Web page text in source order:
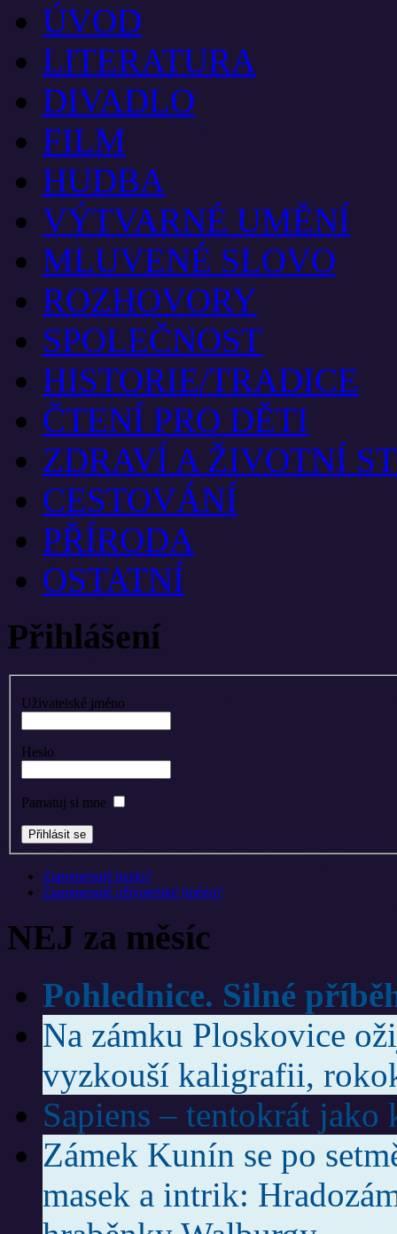
ÚVOD
LITERATURA
DIVADLO
FILM
HUDBA
VÝTVARNÉ UMĚNÍ
MLUVENÉ SLOVO
ROZHOVORY
SPOLEČNOST
HISTORIE/TRADICE
ČTENÍ PRO DĚTI
ZDRAVÍ A ŽIVOTNÍ
CESTOVÁNÍ
PŘÍRODA
OSTATNÍ
Přihlášení
Uživatelské jméno
Heslo
Pamatuj si mne
Zapomenuté heslo?
Zapomenuté uživatelské jméno?
NEJ za měsíc
Pohlednice. Silné
Na zámku Ploskovice
vyzkouší kaligrafii,
Sapiens – tentokrát jako
Zámek Kunín se po
masek a intrik: